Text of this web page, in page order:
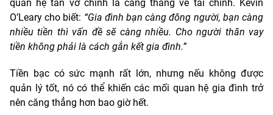
quan hệ tan vỡ chính là căng thẳng về tài chính. Kevin
O’Leary cho biết: “Gia đình bạn càng đông người, bạn càng
nhiều tiền thì vấn đề sẽ càng nhiều. Cho người thân vay
tiền không phải là cách gắn kết gia đình.”
Tiền bạc có sức mạnh rất lớn, nhưng nếu không được
quản lý tốt, nó có thể khiến các mối quan hệ gia đình trở
nên căng thẳng hơn bao giờ hết.